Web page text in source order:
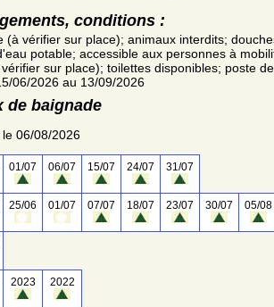
conditions :
(à vérifier sur place); animaux interdits;
potable; accessible aux personnes à
sur place); toilettes disponibles; poste
06/2026 au 13/09/2026
de baignade
06/08/2026
01/07 06/07 15/07 24/07 31/07
25/06 01/07 07/07 18/07 23/07 30/07 05/08
2023 2022